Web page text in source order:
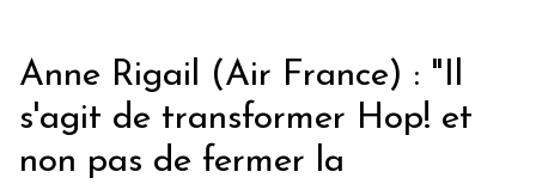
Anne Rigail (Air France) : "Il
s'agit de transformer Hop! et
non pas de fermer la